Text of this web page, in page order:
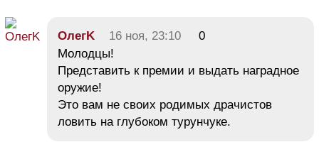
ОлегK 16 ноя, 23:10
0
Молодцы!
Представить к премии и выдать наградное
оружие!
Это вам не своих родимых драчистов
ловить на глубоком турунчуке.